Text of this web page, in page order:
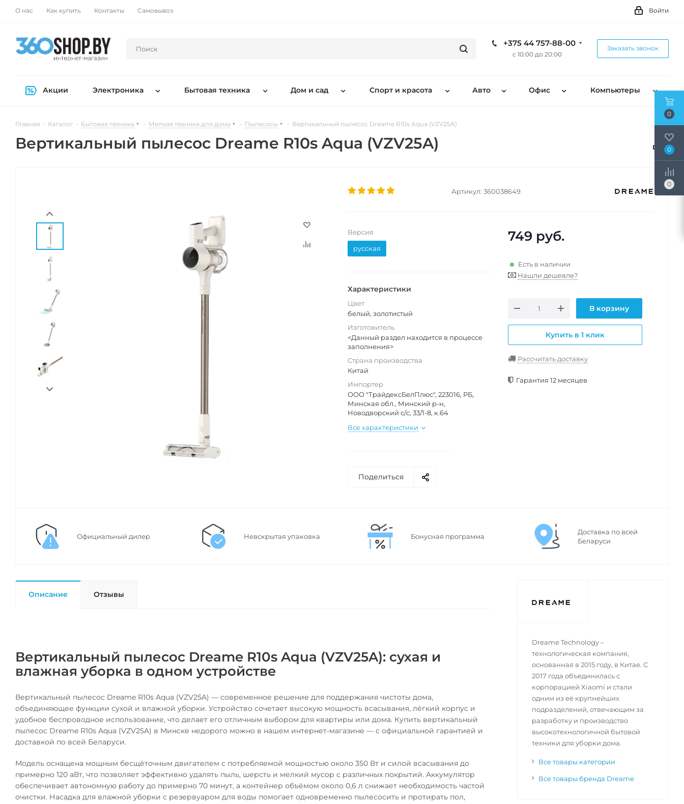
О нас Как купить Контакты Самовывоз Войти
+375 44 757-88-00
с 10:00 до 20:00
Заказать звонок
Акции Электроника Бытовая техника Дом и сад Спорт и красота Авто Офис Компьютеры
Главная - Каталог - Бытовая техника - Мелкая техника для дома - Пылесосы - Вертикальный пылесос Dreame R10s Aqua (VZV25A)
Вертикальный пылесос Dreame R10s Aqua (VZV25A)
Артикул: 360038649
Версия
русская
Характеристики
Цвет
белый, золотистый
Изготовитель
<Данный раздел находится в процессе
заполнения>
Страна производства
Китай
Импортер
ООО "ТрайдексБелПлюс", 223016, РБ,
Минская обл., Минский р-н,
Новодворский с/с, 33/1-8, к.64
Все характеристики
749 руб.
Есть в наличии
Нашли дешевле?
В корзину
Купить в 1 клик
Рассчитать доставку
Гарантия 12 месяцев
Поделиться
Официальный дилер Невскрытая упаковка Бонусная программа
Доставка по всей
Беларуси
Описание Отзывы
Вертикальный пылесос Dreame R10s Aqua (VZV25A): сухая и
влажная уборка в одном устройстве
Вертикальный пылесос Dreame R10s Aqua (VZV25A) — современное решение для поддержания чистоты дома,
объединяющее функции сухой и влажной уборки. Устройство сочетает высокую мощность всасывания, лёгкий корпус и
удобное беспроводное использование, что делает его отличным выбором для квартиры или дома. Купить вертикальный
пылесос Dreame R10s Aqua (VZV25A) в Минске недорого можно в нашем интернет-магазине — с официальной гарантией и
доставкой по всей Беларуси.
Модель оснащена мощным бесщёточным двигателем с потребляемой мощностью около 350 Вт и силой всасывания до
примерно 120 аВт, что позволяет эффективно удалять пыль, шерсть и мелкий мусор с различных покрытий. Аккумулятор
обеспечивает автономную работу до примерно 70 минут, а контейнер объёмом около 0,6 л снижает необходимость частой
очистки. Насадка для влажной уборки с резервуаром для воды помогает одновременно пылесосить и протирать пол,
Dreame Technology –
технологическая компания,
основанная в 2015 году, в Китае. С
2017 года объединилась с
корпорацией Xiaomi и стали
одним из её крупнейших
подразделений, отвечающим за
разработку и производство
высокотехнологичной бытовой
техники для уборки дома.
Все товары категории
Все товары бренда Dreame
0
0
0